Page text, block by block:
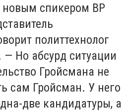
новым спикером ВР
политтехнолог
Но абсурд ситуации
Гройсмана не
сам Гройсман. У него
две кандидатуры, а